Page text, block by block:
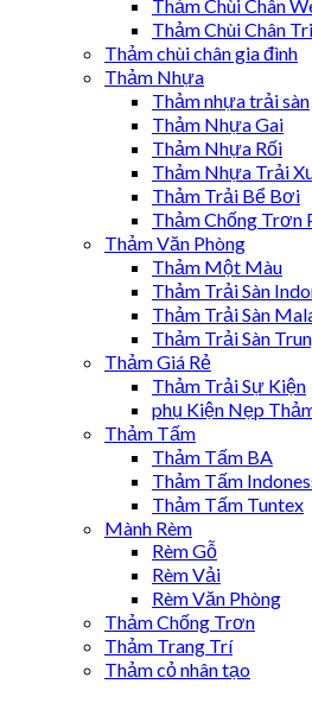
Thảm Chùi Chân
Thảm Chùi Chân
Thảm chùi chân gia đình
Thảm Nhựa
Thảm nhựa trải sàn
Thảm Nhựa Gai
Thảm Nhựa Rối
Thảm Nhựa Trải
Thảm Trải Bể Bơi
Thảm Chống Trơn
Thảm Văn Phòng
Thảm Một Màu
Thảm Trải Sàn
Thảm Trải Sàn
Thảm Trải Sàn
Thảm Giá Rẻ
Thảm Trải Sự Kiện
phụ Kiện Nẹp
Thảm Tấm
Thảm Tấm BA
Thảm Tấm
Thảm Tấm Tuntex
Mành Rèm
Rèm Gỗ
Rèm Vải
Rèm Văn Phòng
Thảm Chống Trơn
Thảm Trang Trí
Thảm cỏ nhân tạo